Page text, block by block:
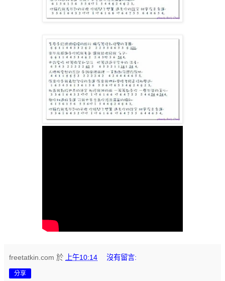
freetatkin.com 於 上午10:14 沒有留言:
分享